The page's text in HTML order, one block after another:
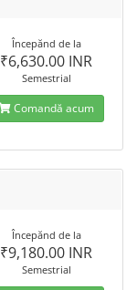
Începănd de la
₹6,630.00 INR
Semestrial
Comandă acum
Începănd de la
₹9,180.00 INR
Semestrial